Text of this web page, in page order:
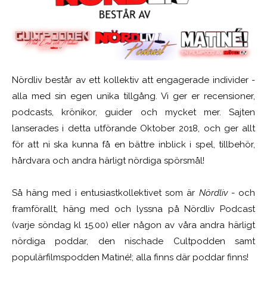
Nördliv består av ett kollektiv att engagerade individer -
alla med sin egen unika tillgång. Vi ger er recensioner,
podcasts, krönikor, guider och mycket mer. Sajten
lanserades i detta utförande Oktober 2018, och ger allt
för att ni ska kunna få en bättre inblick i spel, tillbehör,
hårdvara och andra härligt nördiga spörsmål!
Så häng med i entusiastkollektivet som är Nördliv- och
framförallt, häng med och lyssna på Nördliv Podcast
(varje söndag kl 15.00) eller någon av våra andra härligt
nördiga poddar, den nischade Cultpodden samt
populärfilmspodden Matiné!; alla finns där poddar finns!